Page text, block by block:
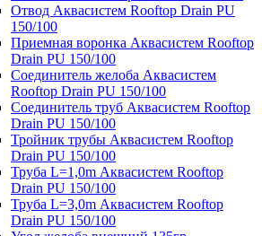
Отвод Аквасистем Rooftop Drain PU
150/100
Приемная воронка Аквасистем Rooftop
Drain PU 150/100
Соединитель желоба Аквасистем
Rooftop Drain PU 150/100
Соединитель труб Аквасистем Rooftop
Drain PU 150/100
Тройник трубы Аквасистем Rooftop
Drain PU 150/100
Труба L=1,0m Аквасистем Rooftop
Drain PU 150/100
Труба L=3,0m Аквасистем Rooftop
Drain PU 150/100